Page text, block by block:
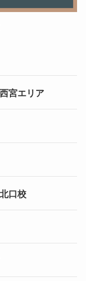
宮エリア
口校